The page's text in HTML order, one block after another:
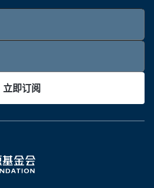
立即订阅